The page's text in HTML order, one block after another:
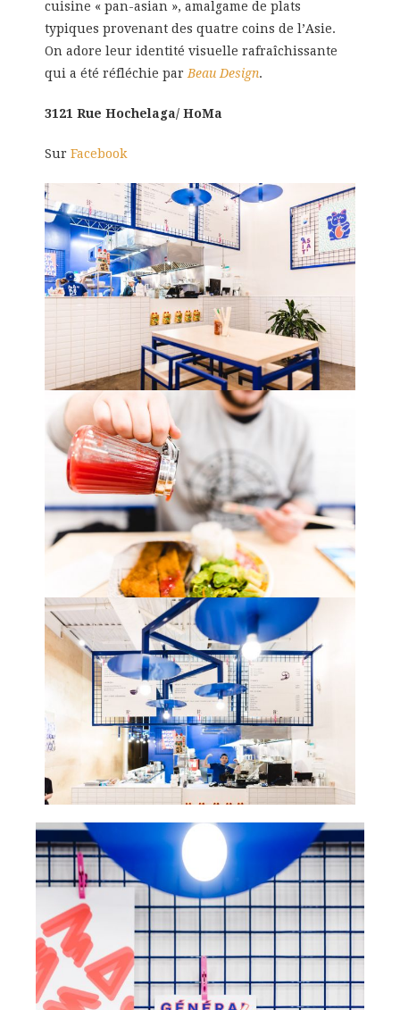
cuisine « pan-asian », amalgame de plats
typiques provenant des quatre coins de l’Asie.
On adore leur identité visuelle rafraîchissante
qui a été réfléchie parBeau Design.
3121 Rue Hochelaga/ HoMa
Sur Facebook